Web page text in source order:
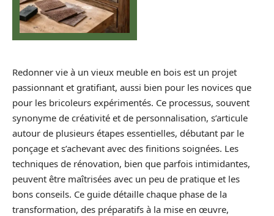
Redonner vie à un vieux meuble en bois est un projet
passionnant et gratifiant, aussi bien pour les novices que
pour les bricoleurs expérimentés. Ce processus, souvent
synonyme de créativité et de personnalisation, s’articule
autour de plusieurs étapes essentielles, débutant par le
ponçage et s’achevant avec des finitions soignées. Les
techniques de rénovation, bien que parfois intimidantes,
peuvent être maîtrisées avec un peu de pratique et les
bons conseils. Ce guide détaille chaque phase de la
transformation, des préparatifs à la mise en œuvre,